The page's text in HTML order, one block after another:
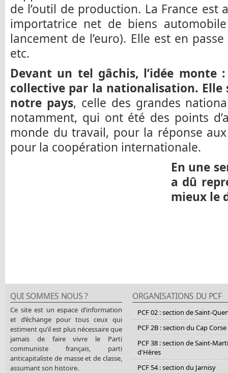
de l’outil de production. La France est
importatrice net de biens
lancement de l’euro). Elle est en
etc.
Devant un tel gâchis, l’idée monte
collective par la nationalisation. Elle
notre pays, celle des grandes
notamment, qui ont été des points
monde du travail, pour la réponse
pour la coopération internationale.
En une
a dû
mieux le
QUI SOMMES NOUS ?
Ce site est un espace d’information
et d’échange pour tous ceux qui
estiment qu’il est plus nécessaire que
jamais de faire vivre le Parti
communiste français, parti
anticapitaliste de masse et de classe,
assumant son histoire.
ORGANISATIONS DU PCF
PCF 02 : section de Saint-
PCF 2B : section du Cap Corse
PCF 38 : section de Saint-
d'Hères
PCF 54 : section du Jarnisy